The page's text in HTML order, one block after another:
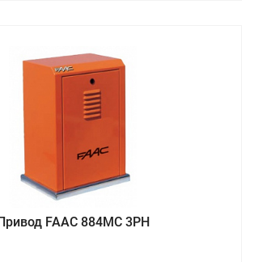
FAAC 884MC 3PH